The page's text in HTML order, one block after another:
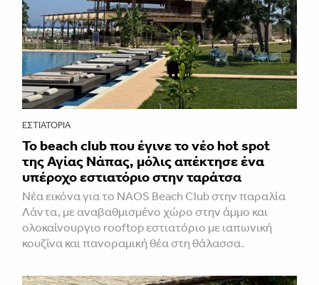
ΕΣΤΙΑΤΌΡΙΑ
Το beach club που έγινε το νέο hot spot
της Αγίας Νάπας, μόλις απέκτησε ένα
υπέροχο εστιατόριο στην ταράτσα
Νέα εικόνα για το NAOS Beach Club στην παραλία
Λάντα, με αναβαθμισμένο χώρο στην άμμο και
ολοκαίνουργιο rooftop εστιατόριο με ιαπωνική
κουζίνα και πανοραμική θέα στη θάλασσα.